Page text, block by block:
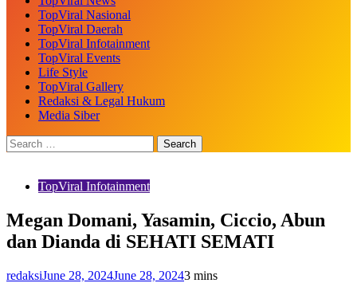
TopViral Nasional
TopViral Daerah
TopViral Infotainment
TopViral Events
Life Style
TopViral Gallery
Redaksi & Legal Hukum
Media Siber
TopViral Infotainment
Megan Domani, Yasamin, Ciccio, Abun
dan Dianda di SEHATI SEMATI
redaksiJune 28, 2024June 28, 20243 mins